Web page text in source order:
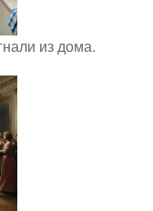
из дома.